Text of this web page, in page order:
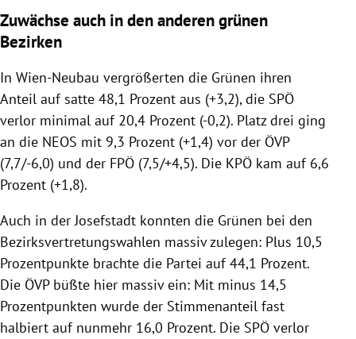
Zuwächse auch in den anderen grünen
Bezirken
In Wien-Neubau vergrößerten die Grünen ihren
Anteil auf satte 48,1 Prozent aus (+3,2), die SPÖ
verlor minimal auf 20,4 Prozent (-0,2). Platz drei ging
an die NEOS mit 9,3 Prozent (+1,4) vor der ÖVP
(7,7/-6,0) und der FPÖ (7,5/+4,5). Die KPÖ kam auf 6,6
Prozent (+1,8).
Auch in der Josefstadt konnten die Grünen bei den
Bezirksvertretungswahlen massiv zulegen: Plus 10,5
Prozentpunkte brachte die Partei auf 44,1 Prozent.
Die ÖVP büßte hier massiv ein: Mit minus 14,5
Prozentpunkten wurde der Stimmenanteil fast
halbiert auf nunmehr 16,0 Prozent. Die SPÖ verlor